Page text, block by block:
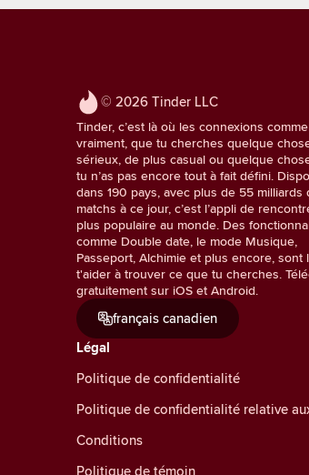
© 2026 Tinder LLC
Tinder, c’est là où les connexions
vraiment, que tu cherches quelque
sérieux, de plus casual ou quelque
tu n’as pas encore tout à fait défini.
dans 190 pays, avec plus de 55 milliards
matchs à ce jour, c’est l’appli de
plus populaire au monde. Des
comme Double date, le mode Musique,
Passeport, Alchimie et plus encore, sont
t'aider à trouver ce que tu cherches.
gratuitement sur iOS et Android.
français canadien
Légal
Politique de confidentialité
Politique de confidentialité relative
Conditions
Politique de témoin